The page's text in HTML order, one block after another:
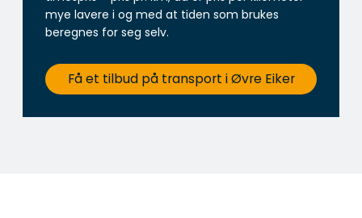
mye lavere i og med at tiden som brukes
beregnes for seg selv.
Få et tilbud på transport i Øvre Eiker